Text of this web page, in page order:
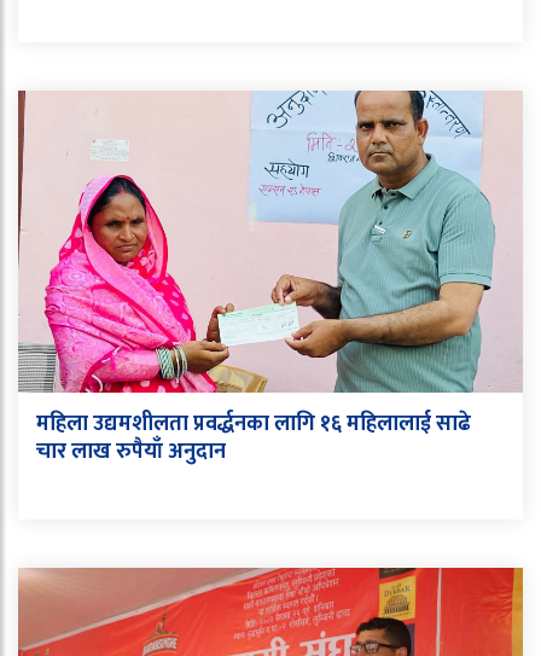
महिला उद्यमशीलता प्रवर्द्धनका लागि १६ महिलालाई साढे
चार लाख रुपैयाँ अनुदान